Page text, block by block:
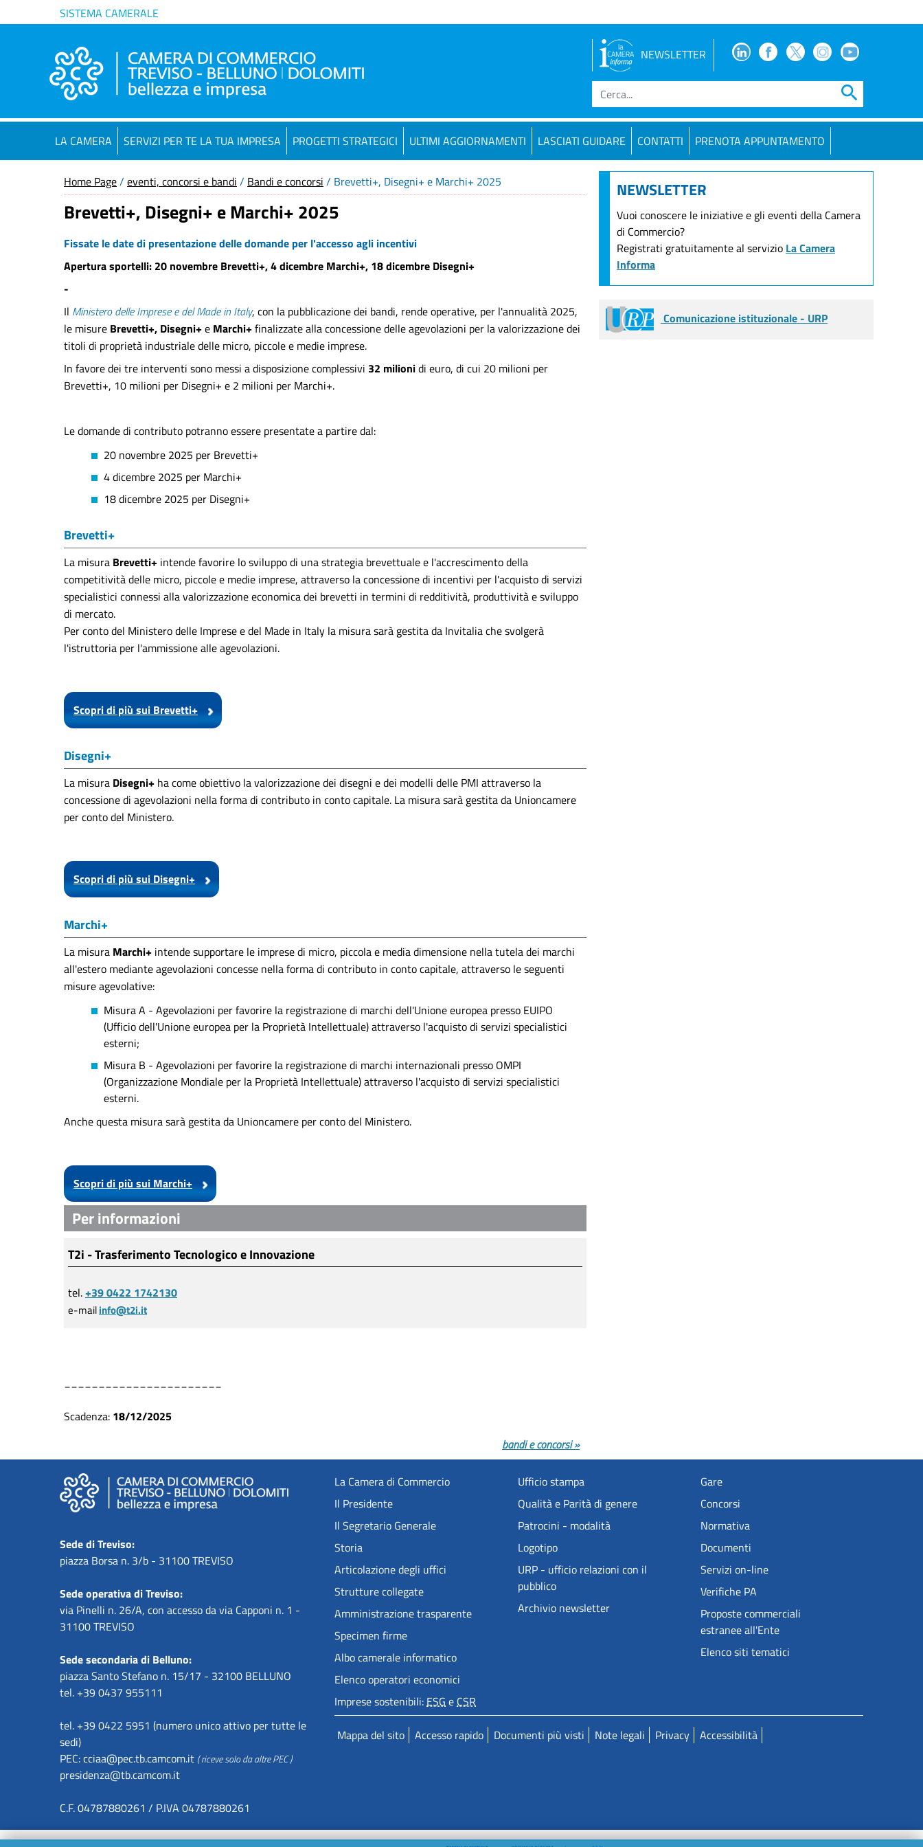
SISTEMA CAMERALE
NEWSLETTER FacebookFacebook
TwitterInstagramYoutube
search
LA CAMERA SERVIZI PER TE LA TUA IMPRESA PROGETTI STRATEGICI ULTIMI AGGIORNAMENTI LASCIATI GUIDARE CONTATTI PRENOTA APPUNTAMENTO
Home Page/ eventi, concorsi e bandi / Bandi e concorsi / Brevetti+, Disegni+ e Marchi+ 2025
Brevetti+, Disegni+ e Marchi+ 2025
Fissate le date di presentazione delle domande per l'accesso agli incentivi
Apertura sportelli: 20 novembre Brevetti+, 4 dicembre Marchi+, 18 dicembre Disegni+
-
Il Ministero delle Imprese e del Made in Italy, con la pubblicazione dei bandi, rende operative, per l'annualità 2025,
le misure Brevetti+, Disegni+e Marchi+finalizzate alla concessione delle agevolazioni per la valorizzazione dei
titoli di proprietà industriale delle micro, piccole e medie imprese.
In favore dei tre interventi sono messi a disposizione complessivi 32 milionidi euro, di cui 20 milioni per
Brevetti+, 10 milioni per Disegni+ e 2 milioni per Marchi+.
Le domande di contributo potranno essere presentate a partire dal:
20 novembre 2025 per Brevetti+
4 dicembre 2025 per Marchi+
18 dicembre 2025 per Disegni+
Brevetti+
La misura Brevetti+ intende favorire lo sviluppo di una strategia brevettuale e l'accrescimento della
competitività delle micro, piccole e medie imprese, attraverso la concessione di incentivi per l'acquisto di servizi
specialistici connessi alla valorizzazione economica dei brevetti in termini di redditività, produttività e sviluppo
di mercato.
Per conto del Ministero delle Imprese e del Made in Italy la misura sarà gestita da Invitalia che svolgerà
l'istruttoria per l'ammissione alle agevolazioni.
Scopri di più sui Brevetti+
Disegni+
La misura Disegni+ ha come obiettivo la valorizzazione dei disegni e dei modelli delle PMI attraverso la
concessione di agevolazioni nella forma di contributo in conto capitale. La misura sarà gestita da Unioncamere
per conto del Ministero.
Scopri di più sui Disegni+
Marchi+
La misura Marchi+ intende supportare le imprese di micro, piccola e media dimensione nella tutela dei marchi
all'estero mediante agevolazioni concesse nella forma di contributo in conto capitale, attraverso le seguenti
misure agevolative:
Misura A - Agevolazioni per favorire la registrazione di marchi dell'Unione europea presso EUIPO
(Ufficio dell'Unione europea per la Proprietà Intellettuale) attraverso l'acquisto di servizi specialistici
esterni;
Misura B - Agevolazioni per favorire la registrazione di marchi internazionali presso OMPI
(Organizzazione Mondiale per la Proprietà Intellettuale) attraverso l'acquisto di servizi specialistici
esterni.
Anche questa misura sarà gestita da Unioncamere per conto del Ministero.
Scopri di più sui Marchi+
Per informazioni
T2i - Trasferimento Tecnologico e Innovazione
tel.+39 0422 1742130
e-mailinfo@t2i.it
Scadenza: 18/12/2025
bandi e concorsi »
NEWSLETTER
Vuoi conoscere le iniziative e gli eventi della Camera
di Commercio?
Registrati gratuitamente al servizio La Camera
Informa
Comunicazione istituzionale - URP
Sede di Treviso:
piazza Borsa n. 3/b - 31100 TREVISO
Sede operativa di Treviso:
via Pinelli n. 26/A, con accesso da via Capponi n. 1 -
31100 TREVISO
Sede secondaria di Belluno:
piazza Santo Stefano n. 15/17 - 32100 BELLUNO
tel. +39 0437 955111
tel. +39 0422 5951 (numero unico attivo per tutte le
sedi)
PEC:cciaa@pec.tb.camcom.it ( riceve solo da altre PEC )
presidenza@tb.camcom.it
C.F. 04787880261 / P.IVA 04787880261
La Camera di Commercio
Il Presidente
Il Segretario Generale
Storia
Articolazione degli uffici
Strutture collegate
Amministrazione trasparente
Specimen firme
Albo camerale informatico
Elenco operatori economici
Imprese sostenibili:ESGeCSR
Ufficio stampa
Qualità e Parità di genere
Patrocini - modalità
Logotipo
URP - ufficio relazioni con il
pubblico
Archivio newsletter
Gare
Concorsi
Normativa
Documenti
Servizi on-line
Verifiche PA
Proposte commerciali
estranee all'Ente
Elenco siti tematici
Mappa del sito Accesso rapido Documenti più visti Note legali Privacy Accessibilità